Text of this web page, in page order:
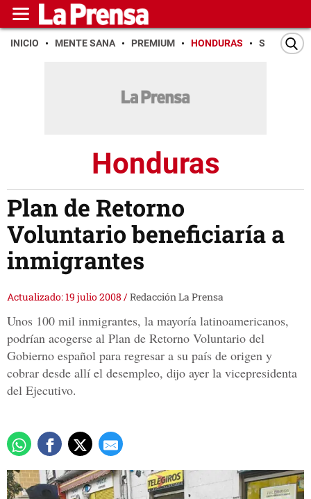
INICIO MENTE SANA PREMIUM HONDURAS SAN PEDRO
Honduras
Plan de Retorno
Voluntario beneficiaría a
inmigrantes
Actualizado: 19 julio 2008 /Redacción La Prensa
Unos 100 mil inmigrantes, la mayoría latinoamericanos,
podrían acogerse al Plan de Retorno Voluntario del
Gobierno español para regresar a su país de origen y
cobrar desde allí el desempleo, dijo ayer la vicepresidenta
del Ejecutivo.